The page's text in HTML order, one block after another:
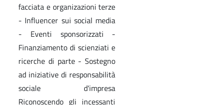
facciata e organizazioni terze
- Influencer sui social media
- Eventi sponsorizzati -
Finanziamento di scienziati e
ricerche di parte - Sostegno
ad iniziative di responsabilità
sociale d'impresa
Riconoscendo gli incessanti